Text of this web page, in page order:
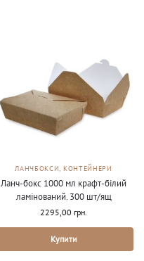
ЛАНЧБОКСИ, КОНТЕЙНЕРИ
Ланч-бокс 1000 мл крафт-білий
ламінований. 300 шт/ящ
2295,00 грн.
Купити